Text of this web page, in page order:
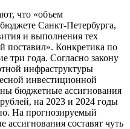
что «объем
Санкт-Петербурга,
и выполнения тех
поставил». Конкретика по
три года. Согласно закону
инфраструктуры
инвестиционной
бюджетные ассигнования
на 2023 и 2024 годы
На прогнозируемый
составят чуть